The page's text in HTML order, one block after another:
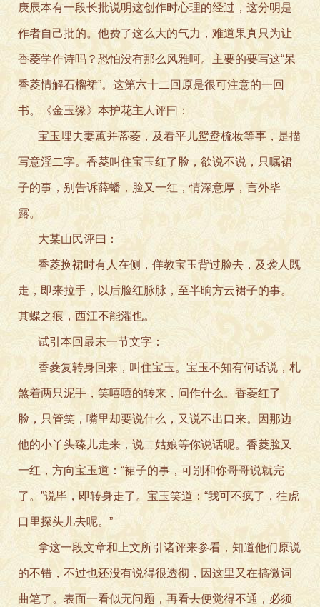
庚辰本有一段长批说明这创作时心理的经过，这分明是
作者自己批的。他费了这么大的气力，难道果真只为让
香菱学作诗吗？恐怕没有那么风雅呵。主要的要写这“呆
香菱情解石榴裙”。这第六十二回原是很可注意的一回
书。《金玉缘》本护花主人评曰：
宝玉埋夫妻蕙并蒂菱，及看平儿鸳鸯梳妆等事，是描
写意淫二字。香菱叫住宝玉红了脸，欲说不说，只嘱裙
子的事，别告诉薛蟠，脸又一红，情深意厚，言外毕
露。
大某山民评曰：
香菱换裙时有人在侧，佯教宝玉背过脸去，及袭人既
走，即来拉手，以后脸红脉脉，至半晌方云裙子的事。
其蝶之痕，西江不能濯也。
试引本回最末一节文字：
香菱复转身回来，叫住宝玉。宝玉不知有何话说，札
煞着两只泥手，笑嘻嘻的转来，问作什么。香菱红了
脸，只管笑，嘴里却要说什么，又说不出口来。因那边
他的小丫头臻儿走来，说二姑娘等你说话呢。香菱脸又
一红，方向宝玉道：“裙子的事，可别和你哥哥说就完
了。”说毕，即转身走了。宝玉笑道：“我可不疯了，往虎
口里探头儿去呢。”
拿这一段文章和上文所引诸评来参看，知道他们原说
的不错，不过也还没有说得很透彻，因这里又在搞微词
曲笔了。表面一看似无问题，再看去便觉得不通，必须